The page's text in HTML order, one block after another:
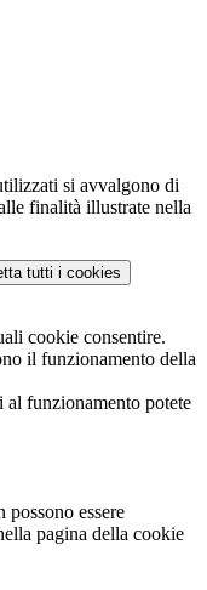
si avvalgono di
finalità illustrate nella
tutti i cookies
cookie consentire.
il funzionamento della
al funzionamento potete
essere
pagina della cookie